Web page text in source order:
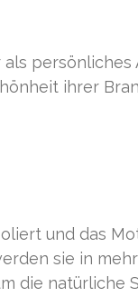
persönliches
ihrer
und das
sie in
die natürliche